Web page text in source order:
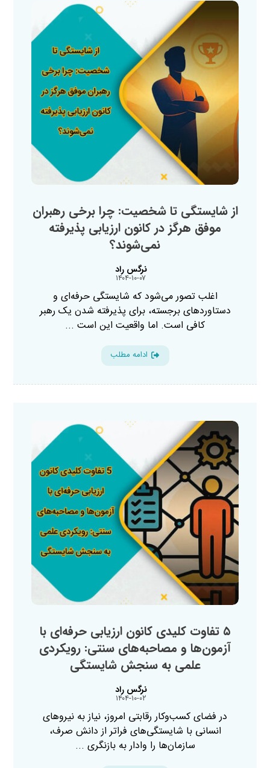
از شایستگی تا شخصیت: چرا برخی رهبران
موفق هرگز در کانون ارزیابی پذیرفته
نمی‌شوند؟
نرگس راد
۱۴۰۴-۱۰-۰۷
اغلب تصور می‌شود که شایستگی حرفه‌ای و
دستاوردهای برجسته، برای پذیرفته شدن یک رهبر
کافی است. اما واقعیت این است ...
ادامه مطلب
۵ تفاوت کلیدی کانون ارزیابی حرفه‌ای با
آزمون‌ها و مصاحبه‌های سنتی: رویکردی
علمی به سنجش شایستگی
نرگس راد
۱۴۰۴-۱۰-۰۲
در فضای کسب‌وکار رقابتی امروز، نیاز به نیروهای
انسانی با شایستگی‌های فراتر از دانش صرف،
سازمان‌ها را وادار به بازنگری ...